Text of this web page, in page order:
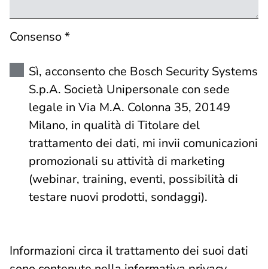
Consenso *
Sì, acconsento che Bosch Security Systems
S.p.A. Società Unipersonale con sede
legale in Via M.A. Colonna 35, 20149
Milano, in qualità di Titolare del
trattamento dei dati, mi invii comunicazioni
promozionali su attività di marketing
(webinar, training, eventi, possibilità di
testare nuovi prodotti, sondaggi).
Informazioni circa il trattamento dei suoi dati